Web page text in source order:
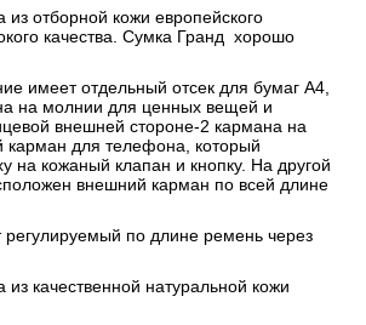
из отборной кожи европейского
качества. Сумка Гранд хорошо
имеет отдельный отсек для бумаг А4,
на молнии для ценных вещей и
внешней стороне-2 кармана на
карман для телефона, который
на кожаный клапан и кнопку. На другой
внешний карман по всей длине
регулируемый по длине ремень через
из качественной натуральной кожи